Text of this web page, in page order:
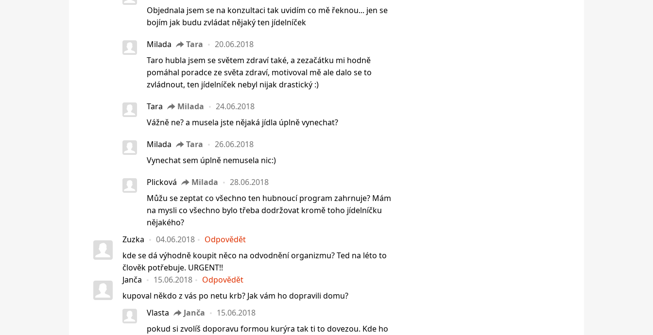
Objednala jsem se na konzultaci tak uvidím co mě řeknou... jen se
bojím jak budu zvládat nějaký ten jídelníček
Milada Tara
20.06.2018
Taro hubla jsem se světem zdraví také, a zezačátku mi hodně
pomáhal poradce ze světa zdraví, motivoval mě ale dalo se to
zvládnout, ten jídelníček nebyl nijak drastický :)
Tara Milada
24.06.2018
Vážně ne? a musela jste nějaká jídla úplně vynechat?
Milada Tara
26.06.2018
Vynechat sem úplně nemusela nic:)
Plicková Milada
28.06.2018
Můžu se zeptat co všechno ten hubnoucí program zahrnuje? Mám
na mysli co všechno bylo třeba dodržovat kromě toho jídelníčku
nějakého?
Zuzka
04.06.2018
Odpovědět
kde se dá výhodně koupit něco na odvodnění organizmu? Ted na léto to
člověk potřebuje. URGENT!!
Janča
15.06.2018
Odpovědět
kupoval někdo z vás po netu krb? Jak vám ho dopravili domu?
Vlasta
Janča
15.06.2018
pokud si zvolíš doporavu formou kurýra tak ti to dovezou. Kde ho